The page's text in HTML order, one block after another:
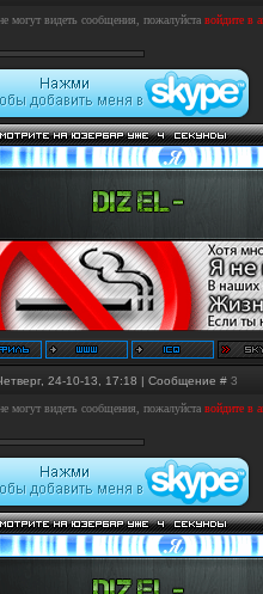
могут видеть сообщения, пожалуйста войдите в
24-10-13, 17:18 | Сообщение # 3
могут видеть сообщения, пожалуйста войдите в